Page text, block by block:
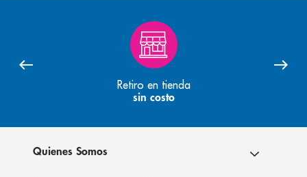
Retiro en tienda
sin costo
Quienes Somos